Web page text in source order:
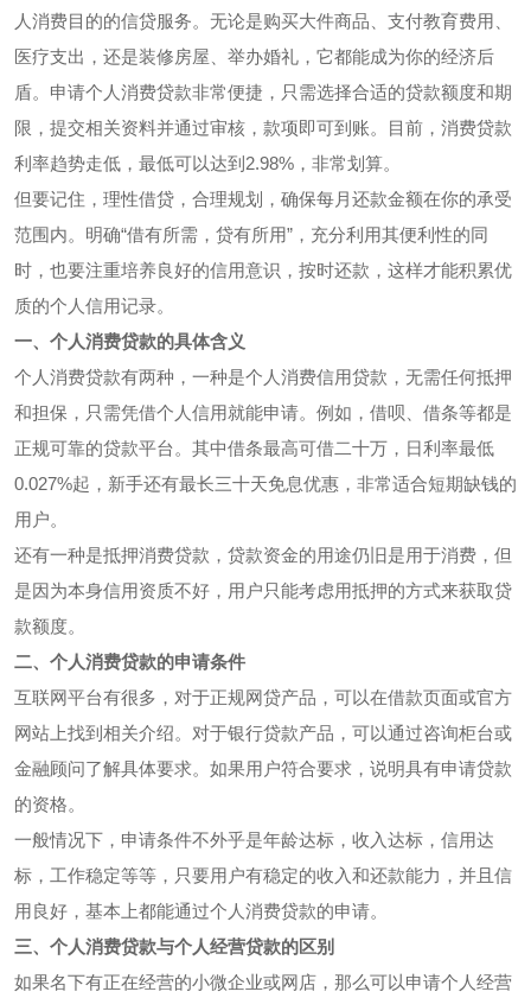
人消费目的的信贷服务。无论是购买大件商品、支付教育费用、
医疗支出，还是装修房屋、举办婚礼，它都能成为你的经济后
盾。申请个人消费贷款非常便捷，只需选择合适的贷款额度和期
限，提交相关资料并通过审核，款项即可到账。目前，消费贷款
利率趋势走低，最低可以达到2.98%，非常划算。
但要记住，理性借贷，合理规划，确保每月还款金额在你的承受
范围内。明确“借有所需，贷有所用”，充分利用其便利性的同
时，也要注重培养良好的信用意识，按时还款，这样才能积累优
质的个人信用记录。
一、个人消费贷款的具体含义
个人消费贷款有两种，一种是个人消费信用贷款，无需任何抵押
和担保，只需凭借个人信用就能申请。例如，借呗、借条等都是
正规可靠的贷款平台。其中借条最高可借二十万，日利率最低
0.027%起，新手还有最长三十天免息优惠，非常适合短期缺钱的
用户。
还有一种是抵押消费贷款，贷款资金的用途仍旧是用于消费，但
是因为本身信用资质不好，用户只能考虑用抵押的方式来获取贷
款额度。
二、个人消费贷款的申请条件
互联网平台有很多，对于正规网贷产品，可以在借款页面或官方
网站上找到相关介绍。对于银行贷款产品，可以通过咨询柜台或
金融顾问了解具体要求。如果用户符合要求，说明具有申请贷款
的资格。
一般情况下，申请条件不外乎是年龄达标，收入达标，信用达
标，工作稳定等等，只要用户有稳定的收入和还款能力，并且信
用良好，基本上都能通过个人消费贷款的申请。
三、个人消费贷款与个人经营贷款的区别
如果名下有正在经营的小微企业或网店，那么可以申请个人经营